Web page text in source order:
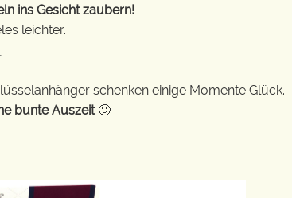
ins Gesicht zaubern!
leichter.
schenken einige Momente Glück.
bunte Auszeit🙂